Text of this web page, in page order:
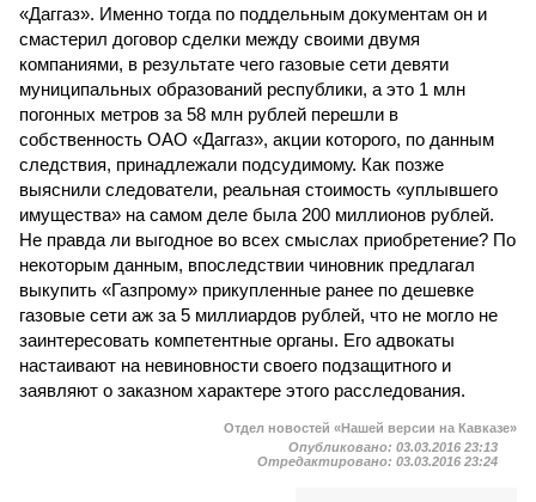
«Даггаз». Именно тогда по поддельным документам он и
смастерил договор сделки между своими двумя
компаниями, в результате чего газовые сети девяти
муниципальных образований республики, а это 1 млн
погонных метров за 58 млн рублей перешли в
собственность ОАО «Даггаз», акции которого, по данным
следствия, принадлежали подсудимому. Как позже
выяснили следователи, реальная стоимость «уплывшего
имущества» на самом деле была 200 миллионов рублей.
Не правда ли выгодное во всех смыслах приобретение? По
некоторым данным, впоследствии чиновник предлагал
выкупить «Газпрому» прикупленные ранее по дешевке
газовые сети аж за 5 миллиардов рублей, что не могло не
заинтересовать компетентные органы. Его адвокаты
настаивают на невиновности своего подзащитного и
заявляют о заказном характере этого расследования.
Отдел новостей «Нашей версии на Кавказе»
Опубликовано: 03.03.2016 23:13
Отредактировано: 03.03.2016 23:24